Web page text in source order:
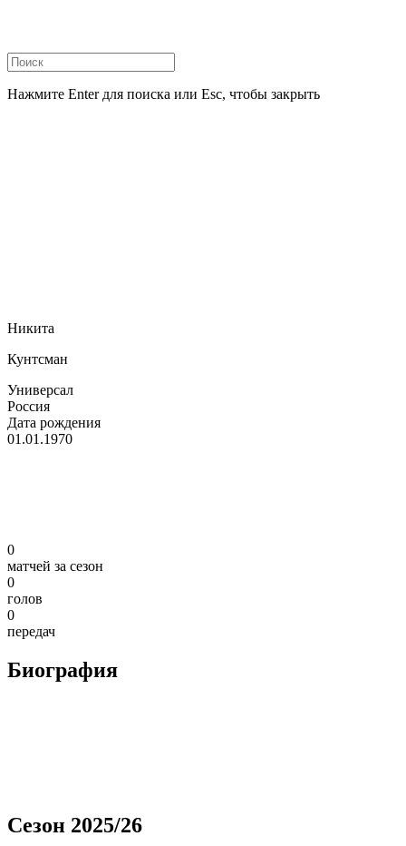
Нажмите Enter для поиска или Esc, чтобы закрыть
Никита
Кунтсман
Универсал
Россия
Дата рождения
01.01.1970
0
матчей за сезон
0
голов
0
передач
Биография
Сезон 2025/26